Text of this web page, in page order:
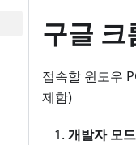
구글 크
접속할 윈도우
제함)
개발자 모